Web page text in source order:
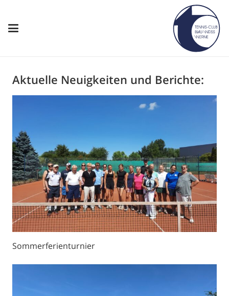
Aktuelle Neuigkeiten und Berichte:
Sommerferienturnier